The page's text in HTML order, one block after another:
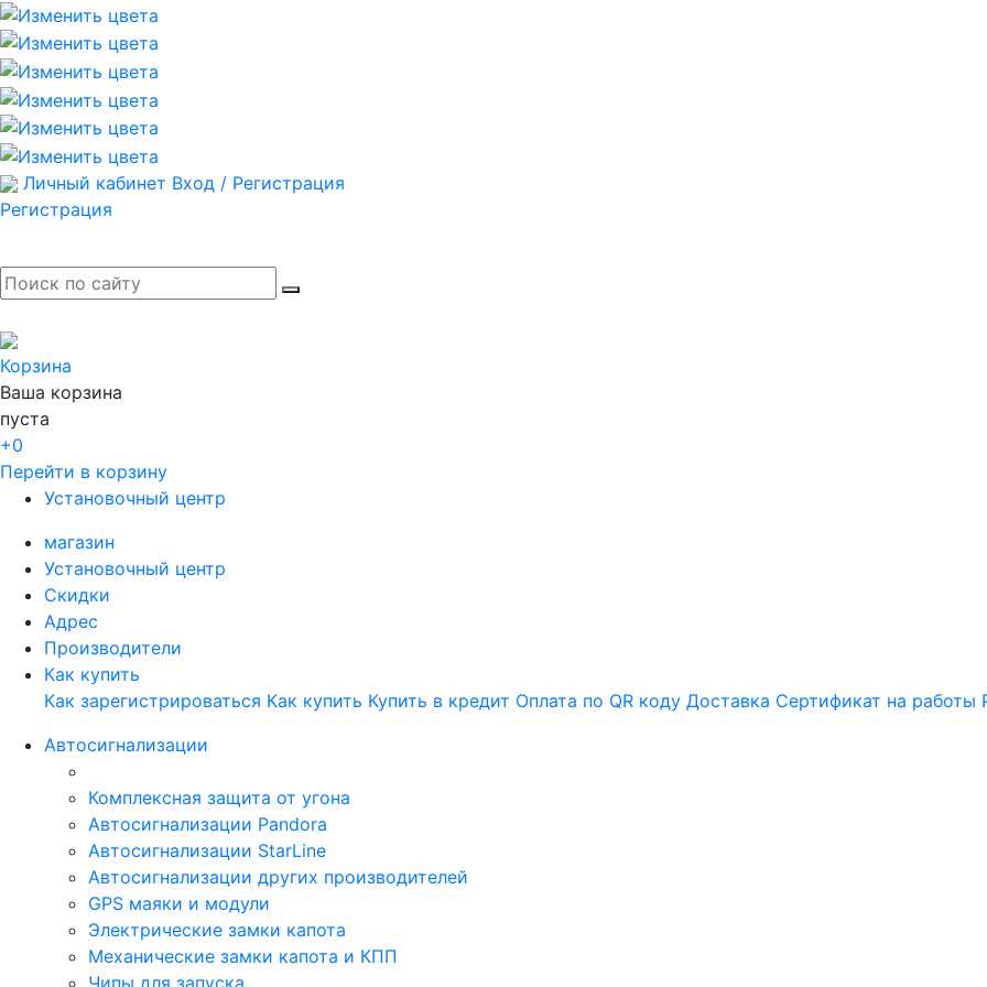
Личный кабинет Вход / Регистрация
Регистрация
Корзина
Ваша корзина
пуста
+0
Перейти в корзину
Установочный центр
магазин
Установочный центр
Скидки
Адрес
Производители
Как купить
Как зарегистрироваться Как купить Купить в кредит Оплата по QR коду Доставка Сертификат на работы
Автосигнализации
Комплексная защита от угона
Автосигнализации Pandora
Автосигнализации StarLine
Автосигнализации других производителей
GPS маяки и модули
Электрические замки капота
Механические замки капота и КПП
Чипы для запуска